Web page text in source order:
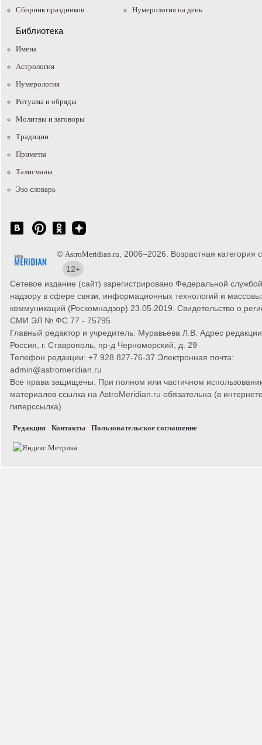
Сборник праздников
Нумерология на день
Библиотека
Имена
Астрология
Нумерология
Ритуалы и обряды
Молитвы и заговоры
Традиции
Приметы
Талисманы
Эзо словарь
© AstroMeridian.ru , 2006–2026. Возрастная категория
12+
Сетевое издание (сайт) зарегистрировано Федеральной
надзору в сфере связи, информационных технологий и
коммуникаций (Роскомнадзор) 23.05.2019. Свидетельство о
СМИ ЭЛ № ФС 77 - 75795
Главный редактор и учредитель: Муравьева Л.В. Адрес
Россия, г. Ставрополь, пр-д Черноморский, д. 29
Телефон редакции: +7 928 827-76-37 Электронная почта:
admin@astromeridian.ru
Все права защищены. При полном или частичном
материалов ссылка на AstroMeridian.ru обязательна (в
гиперссылка).
Редакция Контакты Пользовательское соглашение